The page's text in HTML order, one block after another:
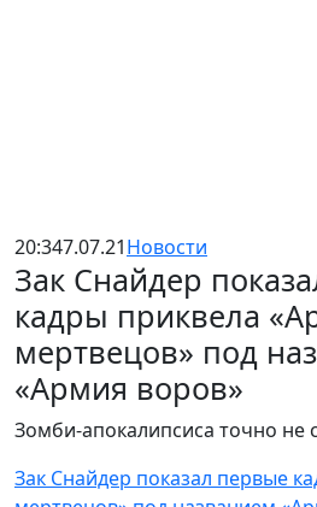
20:347.07.21Новости
Зак Снайдер
кадры приквела
мертвецов» под
«Армия воров»
Зомби-апокалипсиса точно не
Зак Снайдер показал первые